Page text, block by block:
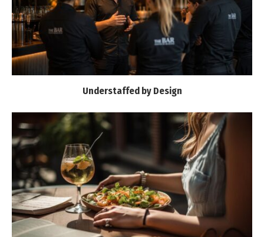
Understaffed by Design